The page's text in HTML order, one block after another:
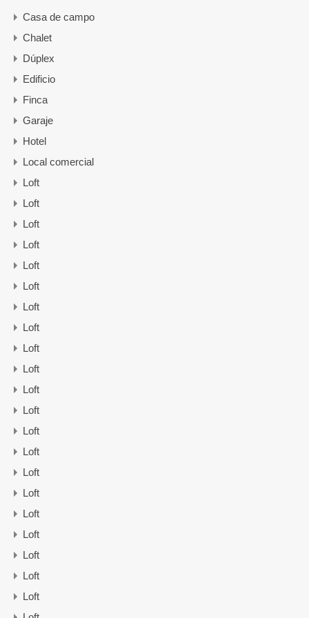
Casa de campo
Chalet
Dúplex
Edificio
Finca
Garaje
Hotel
Local comercial
Loft
Loft
Loft
Loft
Loft
Loft
Loft
Loft
Loft
Loft
Loft
Loft
Loft
Loft
Loft
Loft
Loft
Loft
Loft
Loft
Loft